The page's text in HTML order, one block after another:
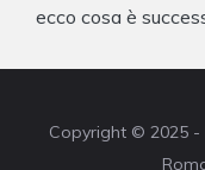
ecco cosa è
Copyright © 2025 -